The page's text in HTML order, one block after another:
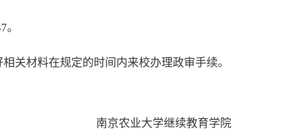
关材料在规定的时间内来校办理政审手续。
南京农业大学继续教育学院